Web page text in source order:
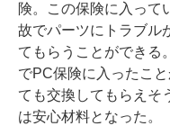
険。この保険に入って
故でパーツにトラブル
てもらうことができる
でPC保険に入ったこ
ても交換してもらえそ
は安心材料となった。